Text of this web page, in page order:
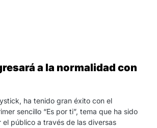
a la normalidad con
ha tenido gran éxito con el
sencillo “Es por ti”, tema que ha sido
el público a través de las diversas